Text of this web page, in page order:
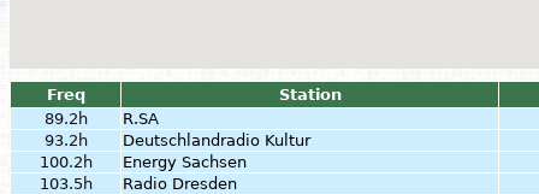
Freq
Station
89.2h
R.SA
93.2h
Deutschlandradio Kultur
100.2h
Energy Sachsen
103.5h
Radio Dresden